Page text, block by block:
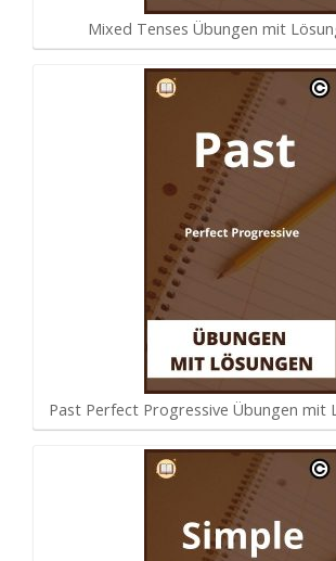
Mixed Tenses Übungen mit
Past Perfect Progressive Übungen mit